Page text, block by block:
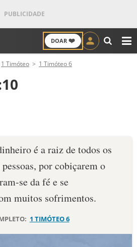
DOAR ❤️
1 Timóteo 1 Timóteo 6
é a raiz de todos os
por cobiçarem o
se da fé e se
muitos sofrimentos.
1 TIMÓTEO 6